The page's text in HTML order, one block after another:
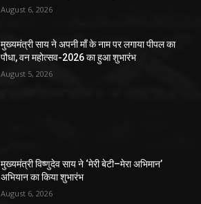
August 6, 2026
मुख्यमंत्री साय ने अपनी माँ के नाम पर लगाया पीपल का
पौधा, वन महोत्सव-2026 का हुआ शुभारंभ
August 5, 2026
मुख्यमंत्री विष्णुदेव साय ने ‘मेरी बेटी–मेरा अभिमान’
अभियान का किया शुभारंभ
August 6, 2026